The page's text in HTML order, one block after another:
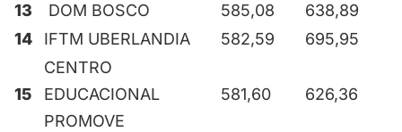
13 DOM BOSCO 585,08
638,89
14
IFTM UBERLANDIA 582,59 695,95
15
CENTRO
EDUCACIONAL
PROMOVE
581,60 626,36